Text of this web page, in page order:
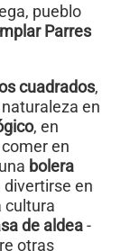
pueblo
Parres
cuadrados,
en
, en
comer en
bolera
divertirse en
cultura
de aldea-
otras